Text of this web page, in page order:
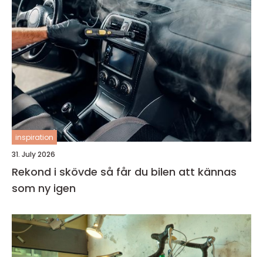
inspiration
31. July 2026
Rekond i skövde så får du bilen att kännas
som ny igen